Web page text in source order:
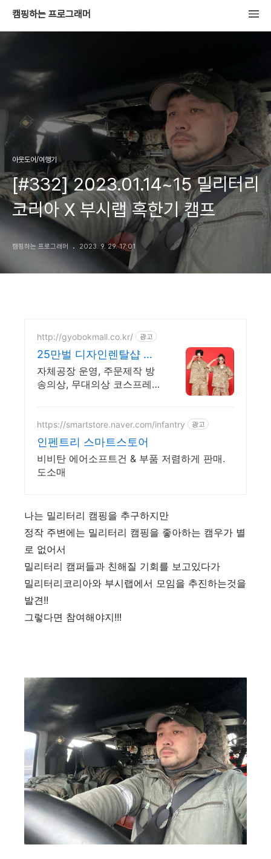
캠핑하는 프로그래머
아웃도어/여행기
[#332] 2023.01.14~15 밀리터리
코리아 X 부시랩 혹한기 캠프
캠핑하는 프로그래머 2023. 9. 29. 17:01
http://gyobokmall.co.kr/ 광고
25만벌 디자인렌탈샵 교
복몰 오늘배송 오늘도착
택배대여
자체공장 운영, 주문제작 방
송의상, 무대의상 코스프레
탈 의상 대량 보유, 오늘주문
당일배송
https://smartstore.naver.com/infantry 광고
인펜트리 스마트스토어
비비탄 에어소프트건 & 부품 저렴하게 판매.
도소매
나는 밀리터리 캠핑을 추구하지만
정작 주변에는 밀리터리 캠핑을 좋아하는 캠우가 별
로 없어서
밀리터리 캠퍼들과 친해질 기회를 보고있다가
밀리터리코리아와 부시랩에서 모임을 추진하는것을
발견!!
그렇다면 참여해야지!!!